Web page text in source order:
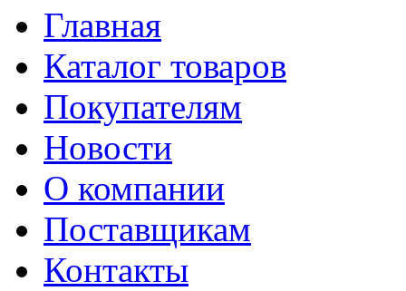
Главная
Каталог товаров
Покупателям
Новости
О компании
Поставщикам
Контакты